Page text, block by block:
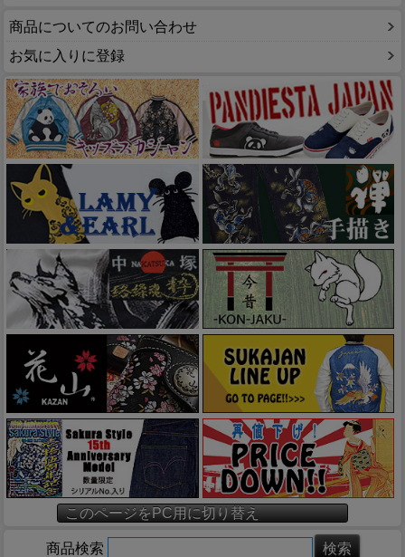
商品についてのお問い合わせ
お気に入りに登録
このページをPC用に切り替え
商品検索